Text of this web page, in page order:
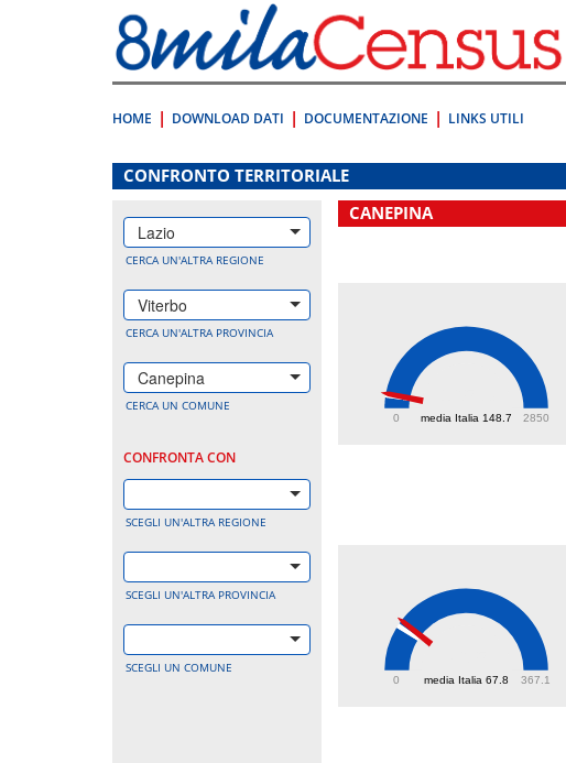
direttamente
a:
Contenuto
HOME DOWNLOAD DATI DOCUMENTAZIONE LINKS UTILI
.
CONFRONTO TERRITORIALE
Lazio
CERCA UN'ALTRA REGIONE
Viterbo
CERCA UN'ALTRA PROVINCIA
Canepina
CERCA UN COMUNE
CONFRONTA CON
SCEGLI UN'ALTRA REGIONE
SCEGLI UN'ALTRA PROVINCIA
SCEGLI UN COMUNE
CANEPINA
media Italia 148.7
0 2850
media Italia 67.8
0 367.1